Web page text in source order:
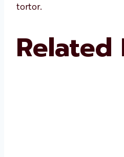
tortor.
Related